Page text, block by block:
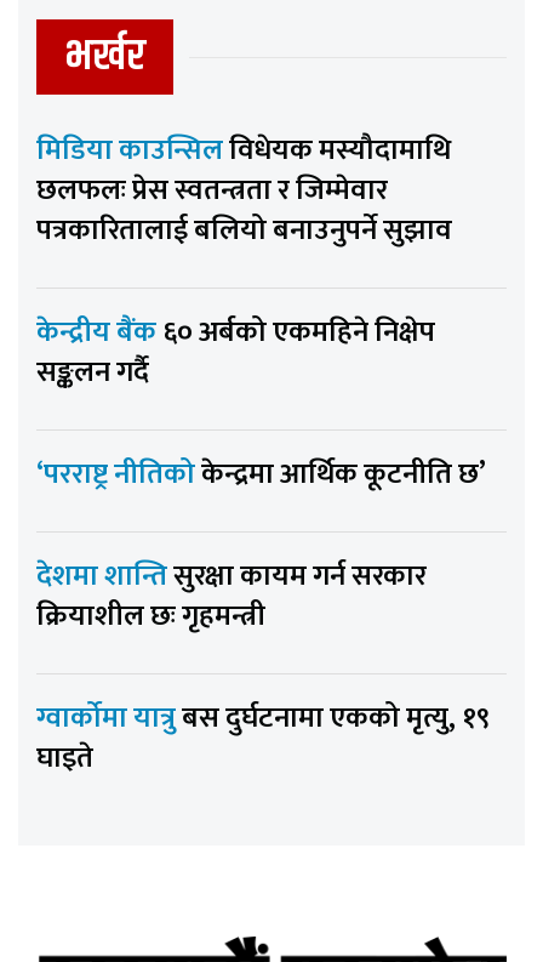
भर्खर
मिडिया काउन्सिलविधेयक मस्यौदामाथि
छलफलः प्रेस स्वतन्त्रता र जिम्मेवार
पत्रकारितालाई बलियो बनाउनुपर्ने सुझाव
केन्द्रीय बैंक६० अर्बको एकमहिने निक्षेप
सङ्कलन गर्दै
‘परराष्ट्र नीतिकोकेन्द्रमा आर्थिक कूटनीति छ’
देशमा शान्तिसुरक्षा कायम गर्न सरकार
क्रियाशील छः गृहमन्त्री
ग्वार्कोमा यात्रुबस दुर्घटनामा एकको मृत्यु, १९
घाइते